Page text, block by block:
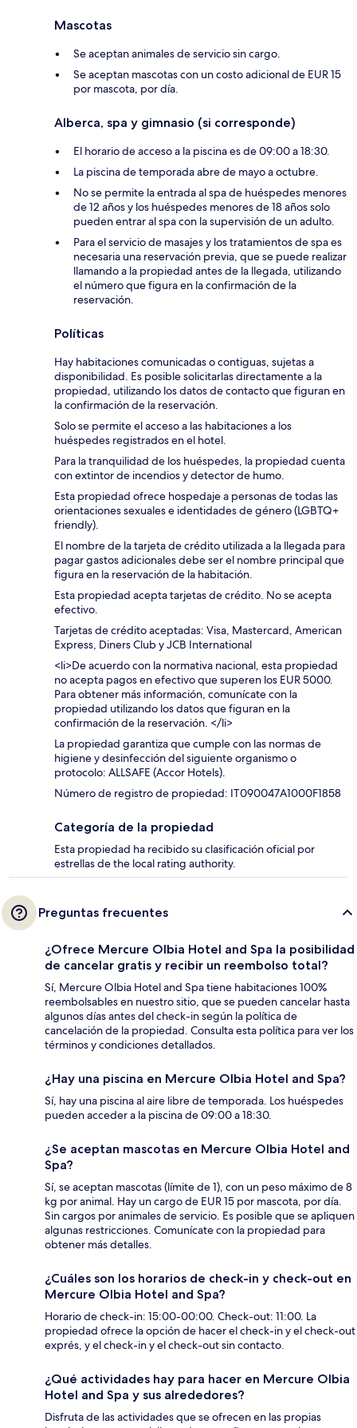
Mascotas
Se aceptan animales de servicio sin cargo.
Se aceptan mascotas con un costo adicional de EUR 15
por mascota, por día.
Alberca, spa y gimnasio (si corresponde)
El horario de acceso a la piscina es de 09:00 a 18:30.
La piscina de temporada abre de mayo a octubre.
No se permite la entrada al spa de huéspedes menores
de 12 años y los huéspedes menores de 18 años solo
pueden entrar al spa con la supervisión de un adulto.
Para el servicio de masajes y los tratamientos de spa es
necesaria una reservación previa, que se puede realizar
llamando a la propiedad antes de la llegada, utilizando
el número que figura en la confirmación de la
reservación.
Políticas
Hay habitaciones comunicadas o contiguas, sujetas a
disponibilidad. Es posible solicitarlas directamente a la
propiedad, utilizando los datos de contacto que figuran en
la confirmación de la reservación.
Solo se permite el acceso a las habitaciones a los
huéspedes registrados en el hotel.
Para la tranquilidad de los huéspedes, la propiedad cuenta
con extintor de incendios y detector de humo.
Esta propiedad ofrece hospedaje a personas de todas las
orientaciones sexuales e identidades de género (LGBTQ+
friendly).
El nombre de la tarjeta de crédito utilizada a la llegada para
pagar gastos adicionales debe ser el nombre principal que
figura en la reservación de la habitación.
Esta propiedad acepta tarjetas de crédito. No se acepta
efectivo.
Tarjetas de crédito aceptadas: Visa, Mastercard, American
Express, Diners Club y JCB International
<li>De acuerdo con la normativa nacional, esta propiedad
no acepta pagos en efectivo que superen los EUR 5000.
Para obtener más información, comunícate con la
propiedad utilizando los datos que figuran en la
confirmación de la reservación. </li>
La propiedad garantiza que cumple con las normas de
higiene y desinfección del siguiente organismo o
protocolo: ALLSAFE (Accor Hotels).
Número de registro de propiedad: IT090047A1000F1858
Categoría de la propiedad
Esta propiedad ha recibido su clasificación oficial por
estrellas de the local rating authority.
Preguntas frecuentes
¿Ofrece Mercure Olbia Hotel and Spa la posibilidad
de cancelar gratis y recibir un reembolso total?
Sí, Mercure Olbia Hotel and Spa tiene habitaciones 100%
reembolsables en nuestro sitio, que se pueden cancelar hasta
algunos días antes del check-in según la política de
cancelación de la propiedad. Consulta esta política para ver los
términos y condiciones detallados.
¿Hay una piscina en Mercure Olbia Hotel and Spa?
Sí, hay una piscina al aire libre de temporada. Los huéspedes
pueden acceder a la piscina de 09:00 a 18:30.
¿Se aceptan mascotas en Mercure Olbia Hotel and
Spa?
Sí, se aceptan mascotas (límite de 1), con un peso máximo de 8
kg por animal. Hay un cargo de EUR 15 por mascota, por día.
Sin cargos por animales de servicio. Es posible que se apliquen
algunas restricciones. Comunícate con la propiedad para
obtener más detalles.
¿Cuáles son los horarios de check-in y check-out en
Mercure Olbia Hotel and Spa?
Horario de check-in: 15:00-00:00. Check-out: 11:00. La
propiedad ofrece la opción de hacer el check-in y el check-out
exprés, y el check-in y el check-out sin contacto.
¿Qué actividades hay para hacer en Mercure Olbia
Hotel and Spa y sus alrededores?
Disfruta de las actividades que se ofrecen en las propias